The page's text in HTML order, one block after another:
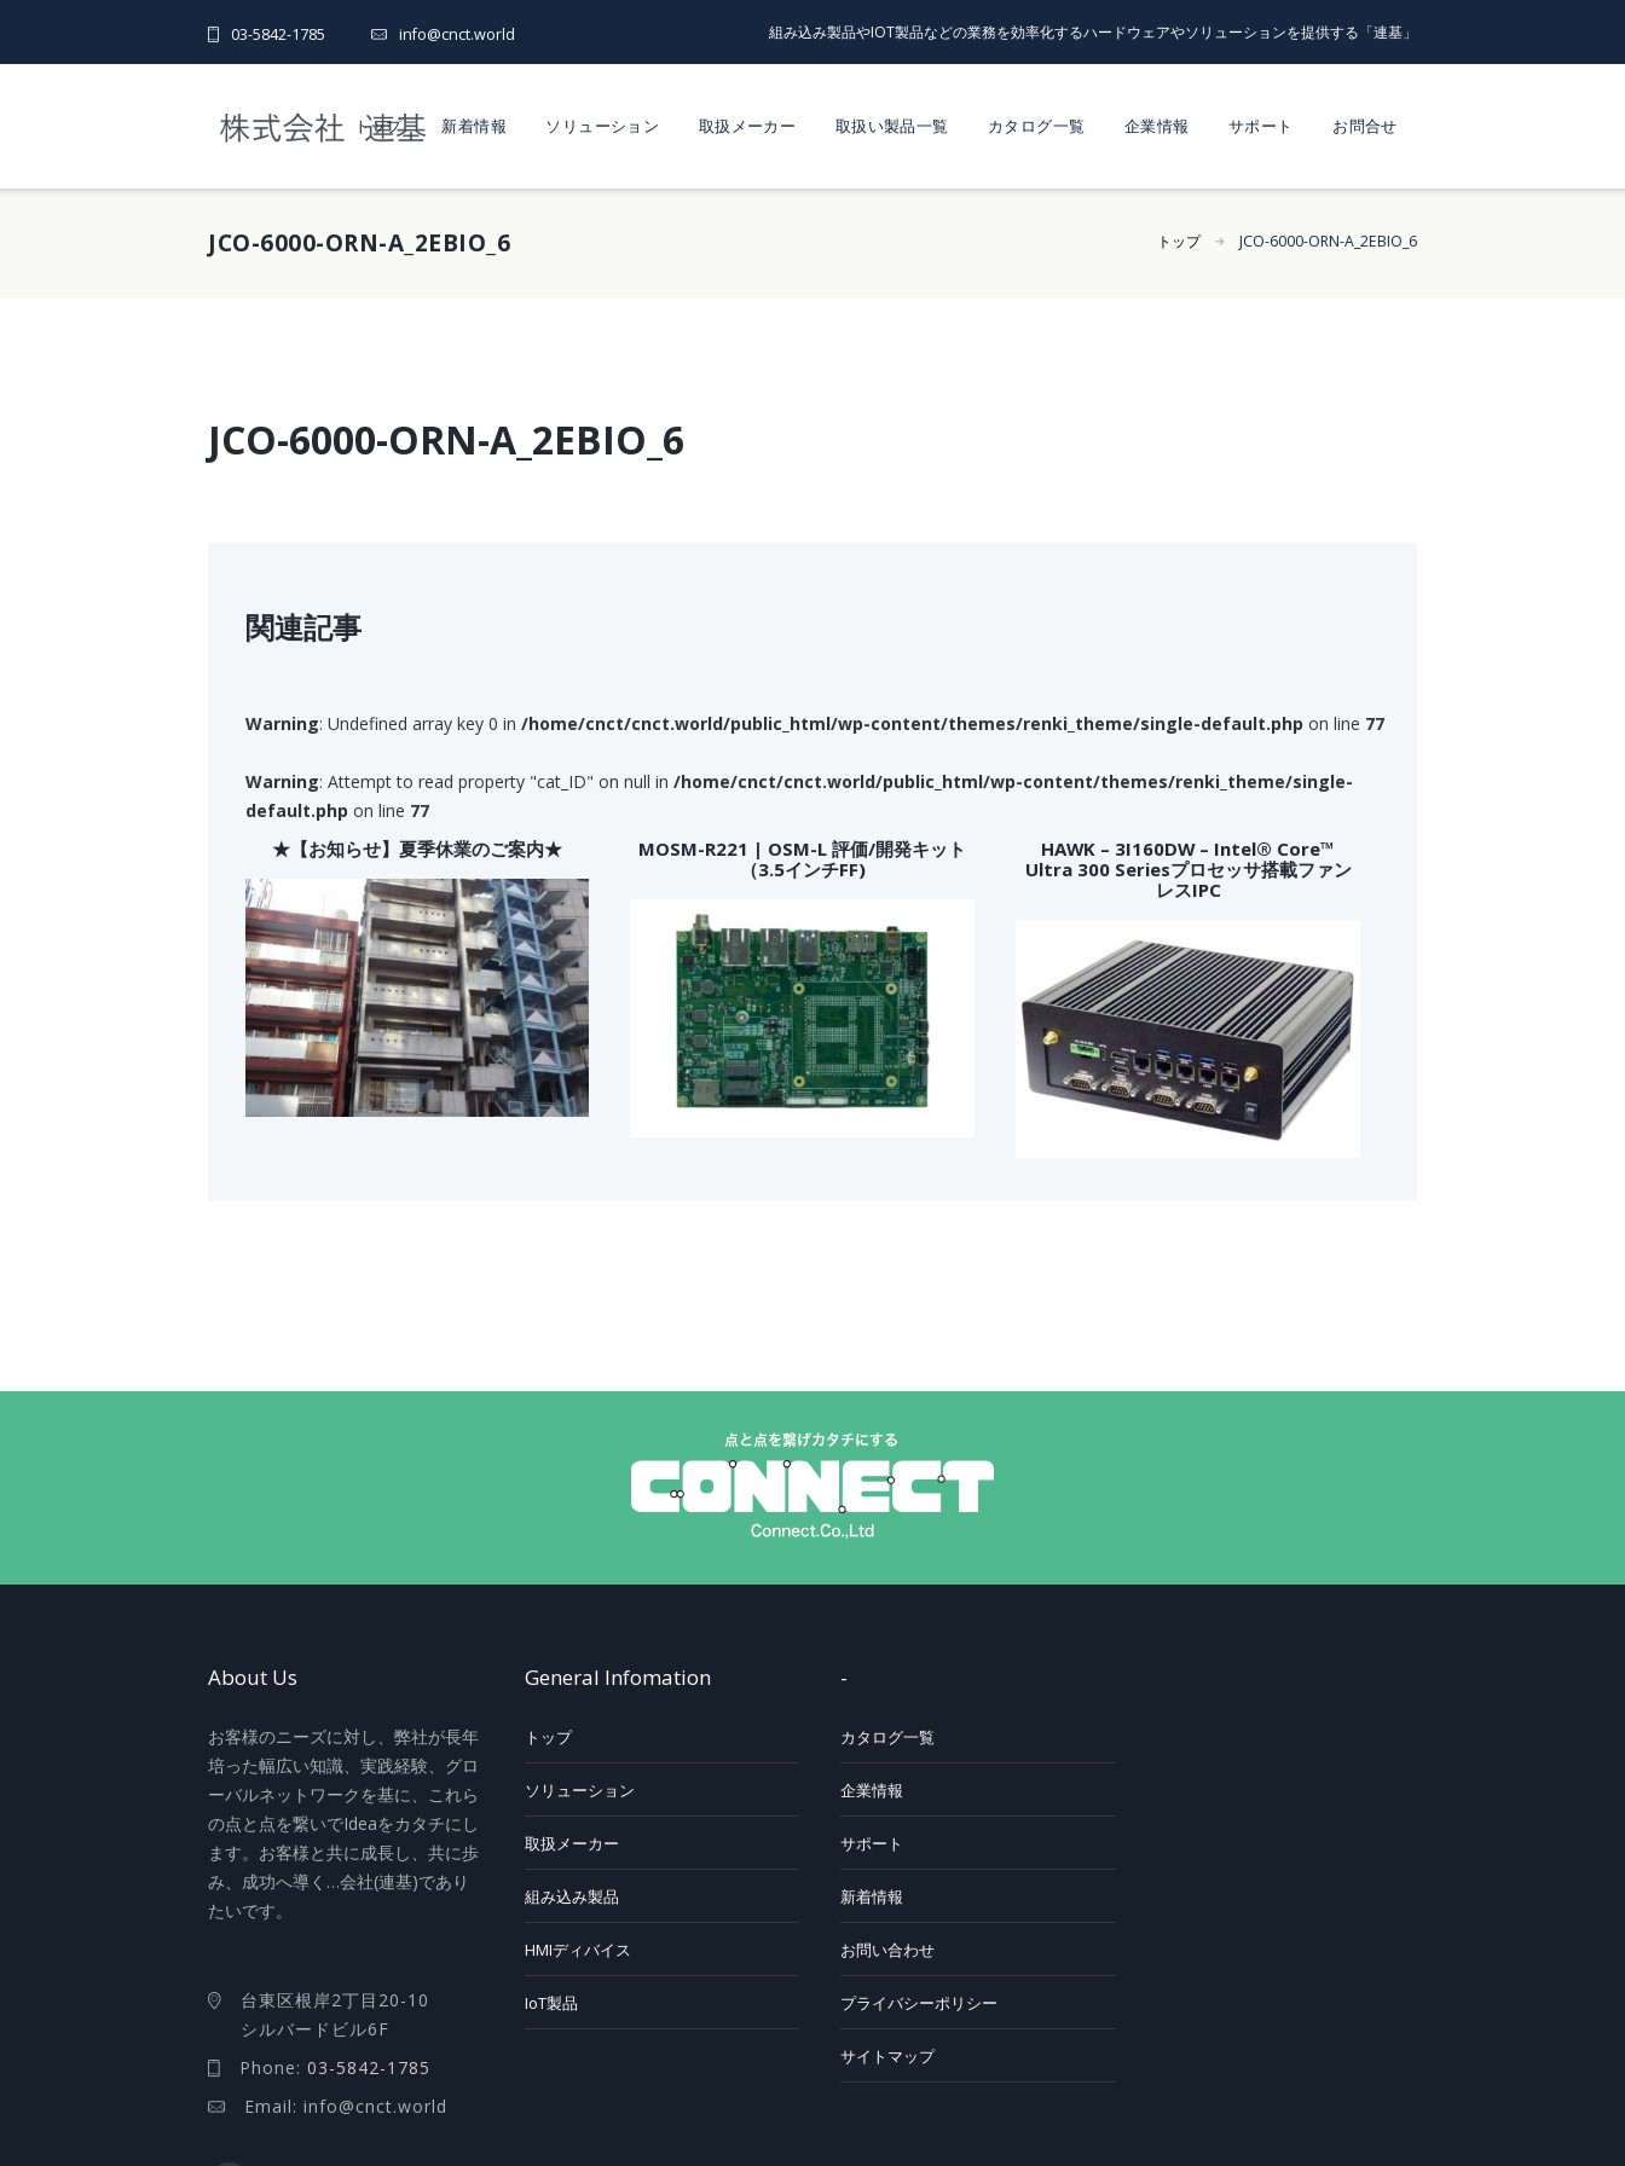
03-5842-1785 info@cnct.world 組み込み製品やIOT製品などの業務を効率化するハードウェアやソリューションを提供する「連基」
トップ 新着情報 ソリューション 取扱メーカー 取扱い製品一覧 カタログ一覧 企業情報 サポート お問合せ
JCO-6000-ORN-A_2EBIO_6 トップ JCO-6000-ORN-A_2EBIO_6
JCO-6000-ORN-A_2EBIO_6
関連記事
Warning: Undefined array key 0 in /home/cnct/cnct.world/public_html/wp-content/themes/renki_theme/single-default.php on line 77
Warning: Attempt to read property "cat_ID" on null in /home/cnct/cnct.world/public_html/wp-content/themes/renki_theme/single-
default.php on line 77
★【お知らせ】夏季休業のご案内★
MOSM-R221 | OSM-L 評価/開発キット
（3.5インチFF)
HAWK – 3I160DW – Intel® Core™
Ultra 300 Seriesプロセッサ搭載ファン
レスIPC
About Us
お客様のニーズに対し、弊社が長年
培った幅広い知識、実践経験、グロ
ーバルネットワークを基に、これら
の点と点を繋いでIdeaをカタチにし
ます。お客様と共に成長し、共に歩
み、成功へ導く…会社(連基)であり
たいです。
台東区根岸2丁目20-10
シルバードビル6F
Phone: 03-5842-1785
Email: info@cnct.world
General Infomation
トップ
ソリューション
取扱メーカー
組み込み製品
HMIディバイス
IoT製品
-
カタログ一覧
企業情報
サポート
新着情報
お問い合わせ
プライバシーポリシー
サイトマップ